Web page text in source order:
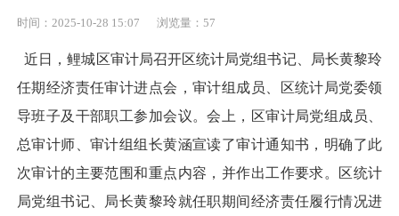
时间：2025-10-28 15:07 浏览量： 57
近日，鲤城区审计局召开区统计局党组书记、局长黄黎玲
任期经济责任审计进点会，审计组成员、区统计局党委领
导班子及干部职工参加会议。会上，区审计局党组成员、
总审计师、审计组组长黄涵宣读了审计通知书，明确了此
次审计的主要范围和重点内容，并作出工作要求。区统计
局党组书记、局长黄黎玲就任职期间经济责任履行情况进